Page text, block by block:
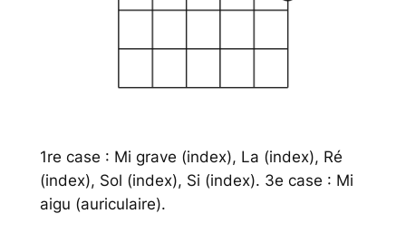
1re case : Mi grave (index), La (index), Ré
(index), Sol (index), Si (index). 3e case : Mi
aigu (auriculaire).